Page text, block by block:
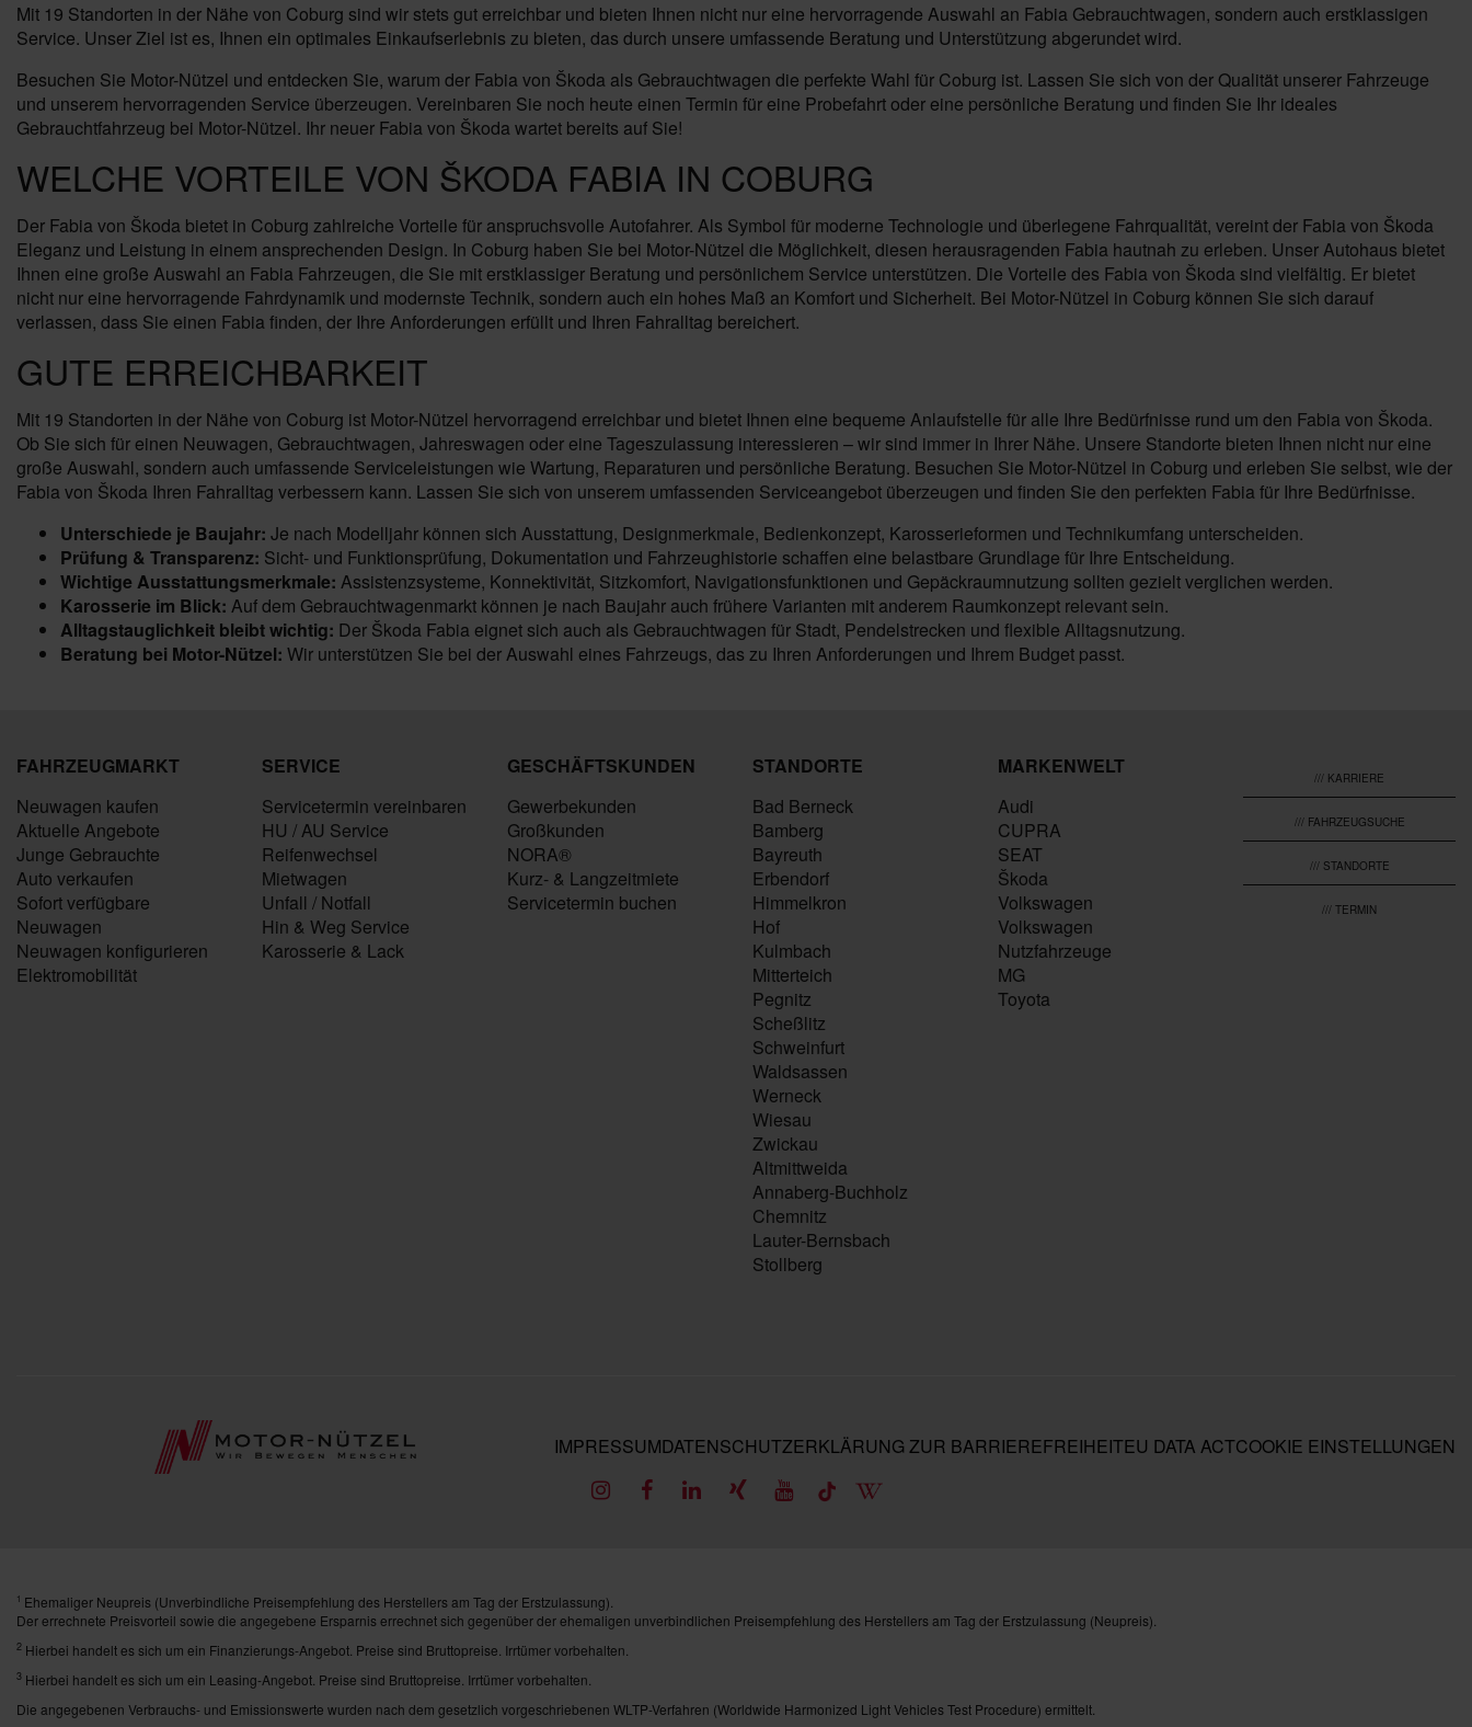
Mit 19 Standorten in der Nähe von Coburg sind wir stets gut erreichbar und bieten Ihnen nicht nur eine hervorragende Auswahl an Fabia Gebrauchtwagen, sondern auch erstklassigen
Service. Unser Ziel ist es, Ihnen ein optimales Einkaufserlebnis zu bieten, das durch unsere umfassende Beratung und Unterstützung abgerundet wird.
Besuchen Sie Motor-Nützel und entdecken Sie, warum der Fabia von Škoda als Gebrauchtwagen die perfekte Wahl für Coburg ist. Lassen Sie sich von der Qualität unserer Fahrzeuge
und unserem hervorragenden Service überzeugen. Vereinbaren Sie noch heute einen Termin für eine Probefahrt oder eine persönliche Beratung und finden Sie Ihr ideales
Gebrauchtfahrzeug bei Motor-Nützel. Ihr neuer Fabia von Škoda wartet bereits auf Sie!
WELCHE VORTEILE VON ŠKODA FABIA IN COBURG
Der Fabia von Škoda bietet in Coburg zahlreiche Vorteile für anspruchsvolle Autofahrer. Als Symbol für moderne Technologie und überlegene Fahrqualität, vereint der Fabia von Škoda
Eleganz und Leistung in einem ansprechenden Design. In Coburg haben Sie bei Motor-Nützel die Möglichkeit, diesen herausragenden Fabia hautnah zu erleben. Unser Autohaus bietet
Ihnen eine große Auswahl an Fabia Fahrzeugen, die Sie mit erstklassiger Beratung und persönlichem Service unterstützen. Die Vorteile des Fabia von Škoda sind vielfältig. Er bietet
nicht nur eine hervorragende Fahrdynamik und modernste Technik, sondern auch ein hohes Maß an Komfort und Sicherheit. Bei Motor-Nützel in Coburg können Sie sich darauf
verlassen, dass Sie einen Fabia finden, der Ihre Anforderungen erfüllt und Ihren Fahralltag bereichert.
GUTE ERREICHBARKEIT
Mit 19 Standorten in der Nähe von Coburg ist Motor-Nützel hervorragend erreichbar und bietet Ihnen eine bequeme Anlaufstelle für alle Ihre Bedürfnisse rund um den Fabia von Škoda.
Ob Sie sich für einen Neuwagen, Gebrauchtwagen, Jahreswagen oder eine Tageszulassung interessieren – wir sind immer in Ihrer Nähe. Unsere Standorte bieten Ihnen nicht nur eine
große Auswahl, sondern auch umfassende Serviceleistungen wie Wartung, Reparaturen und persönliche Beratung. Besuchen Sie Motor-Nützel in Coburg und erleben Sie selbst, wie der
Fabia von Škoda Ihren Fahralltag verbessern kann. Lassen Sie sich von unserem umfassenden Serviceangebot überzeugen und finden Sie den perfekten Fabia für Ihre Bedürfnisse.
Unterschiede je Baujahr: Je nach Modelljahr können sich Ausstattung, Designmerkmale, Bedienkonzept, Karosserieformen und Technikumfang unterscheiden.
Prüfung & Transparenz: Sicht- und Funktionsprüfung, Dokumentation und Fahrzeughistorie schaffen eine belastbare Grundlage für Ihre Entscheidung.
Wichtige Ausstattungsmerkmale: Assistenzsysteme, Konnektivität, Sitzkomfort, Navigationsfunktionen und Gepäckraumnutzung sollten gezielt verglichen werden.
Karosserie im Blick: Auf dem Gebrauchtwagenmarkt können je nach Baujahr auch frühere Varianten mit anderem Raumkonzept relevant sein.
Alltagstauglichkeit bleibt wichtig: Der Škoda Fabia eignet sich auch als Gebrauchtwagen für Stadt, Pendelstrecken und flexible Alltagsnutzung.
Beratung bei Motor-Nützel: Wir unterstützen Sie bei der Auswahl eines Fahrzeugs, das zu Ihren Anforderungen und Ihrem Budget passt.
FAHRZEUGMARKT
Neuwagen kaufen
Aktuelle Angebote
Junge Gebrauchte
Auto verkaufen
Sofort verfügbare
Neuwagen
Neuwagen konfigurieren
Elektromobilität
SERVICE
Servicetermin vereinbaren
HU / AU Service
Reifenwechsel
Mietwagen
Unfall / Notfall
Hin & Weg Service
Karosserie & Lack
GESCHÄFTSKUNDEN
Gewerbekunden
Großkunden
NORA®
Kurz- & Langzeitmiete
Servicetermin buchen
STANDORTE
Bad Berneck
Bamberg
Bayreuth
Erbendorf
Himmelkron
Hof
Kulmbach
Mitterteich
Pegnitz
Scheßlitz
Schweinfurt
Waldsassen
Werneck
Wiesau
Zwickau
Altmittweida
Annaberg-Buchholz
Chemnitz
Lauter-Bernsbach
Stollberg
MARKENWELT
Audi
CUPRA
SEAT
Škoda
Volkswagen
Volkswagen
Nutzfahrzeuge
MG
Toyota
/// KARRIERE
/// FAHRZEUGSUCHE
/// STANDORTE
/// TERMIN
IMPRESSUMDATENSCHUTZERKLÄRUNG ZUR BARRIEREFREIHEITEU DATA ACTCOOKIE EINSTELLUNGEN
1 Ehemaliger Neupreis (Unverbindliche Preisempfehlung des Herstellers am Tag der Erstzulassung).
Der errechnete Preisvorteil sowie die angegebene Ersparnis errechnet sich gegenüber der ehemaligen unverbindlichen Preisempfehlung des Herstellers am Tag der Erstzulassung (Neupreis).
2 Hierbei handelt es sich um ein Finanzierungs-Angebot. Preise sind Bruttopreise. Irrtümer vorbehalten.
3 Hierbei handelt es sich um ein Leasing-Angebot. Preise sind Bruttopreise. Irrtümer vorbehalten.
Die angegebenen Verbrauchs- und Emissionswerte wurden nach dem gesetzlich vorgeschriebenen WLTP-Verfahren (Worldwide Harmonized Light Vehicles Test Procedure) ermittelt.